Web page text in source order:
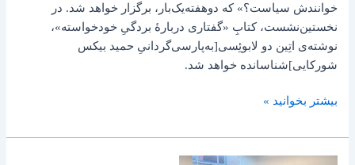
خوانندش سیاست؟» که دوهفته‌یک‌بار، برگزار خواهد شد. در
نخستین‌نشست، کتابِ «گفتاری دربارۀ بردگیِ خودخواسته»،
نوشته‌ی اتِین دو لابوئِسی[به‌پارسی‌گردانیِ حمید بیکس
شورکایی]شناسانده خواهد شد.
بیشتر بخوانید »